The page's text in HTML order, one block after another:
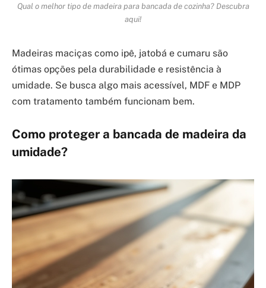
Qual o melhor tipo de madeira para bancada de cozinha? Descubra
aqui!
Madeiras maciças como ipê, jatobá e cumaru são
ótimas opções pela durabilidade e resistência à
umidade. Se busca algo mais acessível, MDF e MDP
com tratamento também funcionam bem.
Como proteger a bancada de madeira da
umidade?